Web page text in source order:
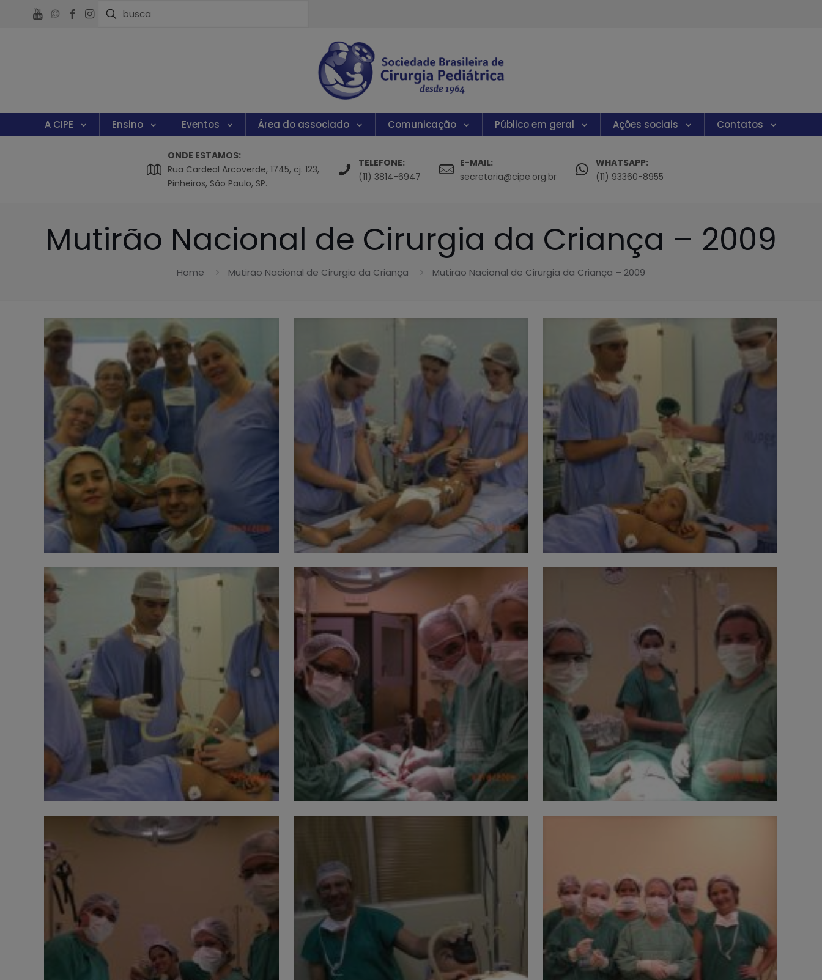
A CIPE Ensino Eventos Área do associado Comunicação Público em geral Ações sociais Contatos
ONDE ESTAMOS:
Rua Cardeal Arcoverde, 1745, cj. 123,
Pinheiros, São Paulo, SP.
TELEFONE:
(11) 3814-6947
E-MAIL:
secretaria@cipe.org.br
WHATSAPP:
(11) 93360-8955
Mutirão Nacional de Cirurgia da Criança – 2009
Home Mutirão Nacional de Cirurgia da Criança Mutirão Nacional de Cirurgia da Criança – 2009